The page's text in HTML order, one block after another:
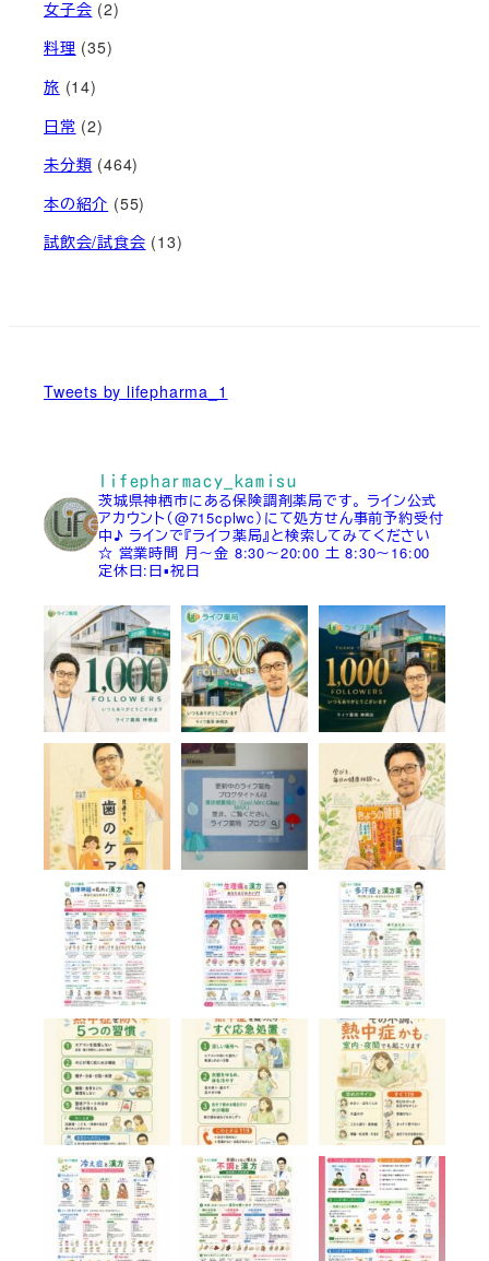
女子会 (2)
料理 (35)
旅 (14)
日常 (2)
未分類 (464)
本の紹介 (55)
試飲会/試食会 (13)
Tweets by lifepharma_1
lifepharmacy_kamisu
茨城県神栖市にある保険調剤薬局です。 ライン公式
アカウント（@715cplwc）にて処方せん事前予約受付
中♪ ラインで『ライフ薬局』と検索してみてください
☆ 営業時間 月～金 8:30～20:00 土 8:30～16:00
定休日:日▪祝日